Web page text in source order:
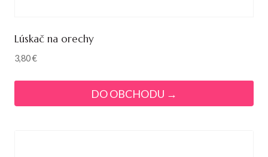
Lúskač na orechy
3,80€
DO OBCHODU →